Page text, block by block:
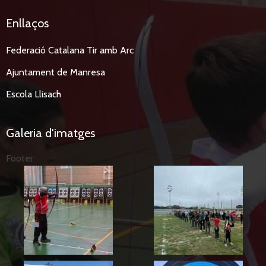
Enllaços
Federació Catalana Tir amb Arc
Ajuntament de Manresa
Escola Llisach
Galeria d'imatges
Footer